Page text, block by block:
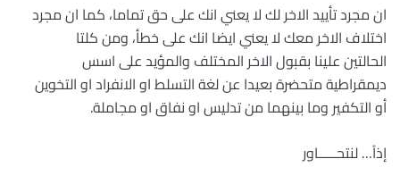
ان مجرد تأييد الاخر لك لا يعني انك على حق تماما، كما ان مجرد
اختلاف الاخر معك لا يعني ايضا انك على خطأ، ومن كلتا
الحالتين علينا بقبول الاخر المختلف والمؤيد على اسس
ديمقراطية متحضرة بعيدا عن لغة التسلط او الانفراد او التخوين
أو التكفير وما بينهما من تدليس او نفاق او مجاملة.
إذاً… لنتحـــــاور